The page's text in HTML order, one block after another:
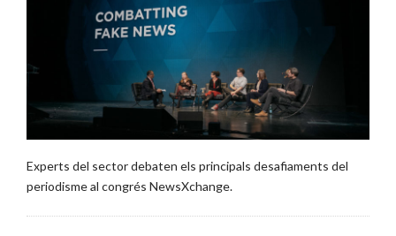
Experts del sector debaten els principals desafiaments del
periodisme al congrés NewsXchange.